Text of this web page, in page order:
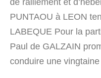
PUNTAOU à LEON
LABEQUE Pour la
Paul de GALZAIN
conduire une